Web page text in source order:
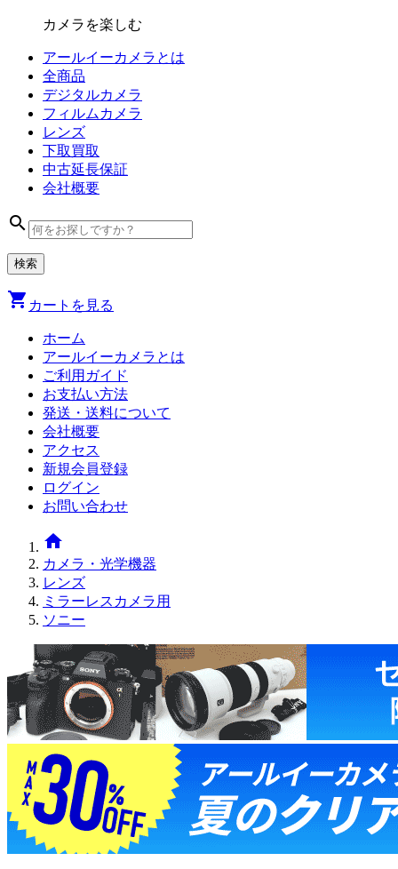
カメラを楽しむ
アールイーカメラとは
全商品
デジタルカメラ
フィルム カメラ
レンズ
下取買取
中古延長保証
会社概要
search
shopping_cart カートを見る
ホーム
アールイーカメラとは
ご利用ガイド
お支払い方法
発送・送料について
会社概要
アクセス
新規会員登録
ログイン
お問い合わせ
home
カメラ・光学機器
レンズ
ミラーレスカメラ用
ソニー